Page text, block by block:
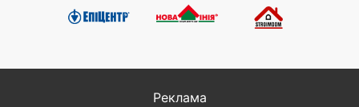
Реклама